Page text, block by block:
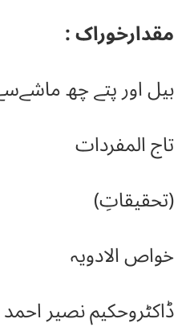
مقدارخوراک :
بیل اور پتے چھ
تاج المفردات
(تحقیقاتِ)
خواص الادویہ
ڈاکٹروحکیم نصیر